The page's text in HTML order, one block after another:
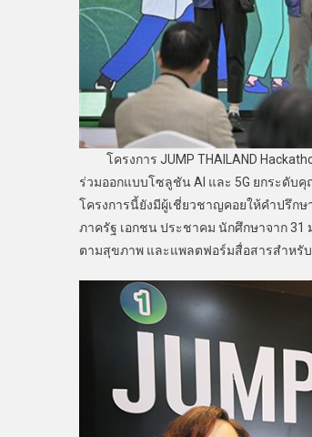
โครงการ JUMP THAILAND
ร่วมออกแบบโซลูชัน AI และ 5G ยกระดับ
โครงการนี้ยังมีผู้เชี่ยวชาญคอยให้คำปรึกษ
ภาครัฐ เอกชน ประชาคม นักศึกษาจาก
ตามสุขภาพ และแพลตฟอร์มสื่อสารสำหรั